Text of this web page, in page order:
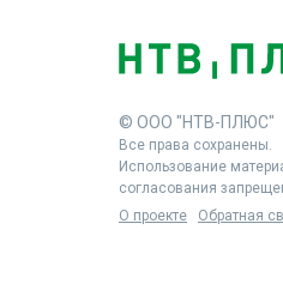
© ООО "НТВ-ПЛЮС"
Все права сохранены.
Использование
согласования
О проекте
Обратная